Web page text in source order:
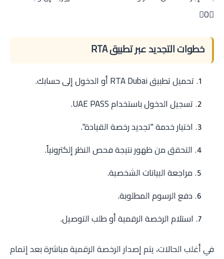
0
خطوات التجديد عبر تطبيق RTA
تحميل تطبيق RTA Dubai أو الدخول إلى حسابك.
تسجيل الدخول باستخدام UAE PASS.
اختيار خدمة "تجديد رخصة القيادة".
التحقق من ظهور نتيجة فحص النظر إلكترونياً.
مراجعة البيانات الشخصية.
دفع الرسوم المطلوبة.
استلام الرخصة الرقمية أو طلب التوصيل.
في أغلب الحالات، يتم إصدار الرخصة الرقمية مباشرة بعد إتمام